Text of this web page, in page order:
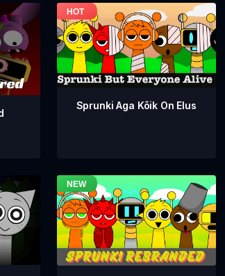
Sprunki Aga Kõik On Elus